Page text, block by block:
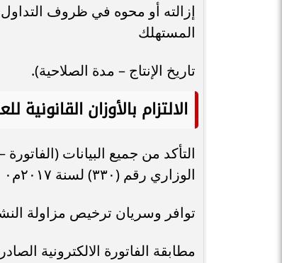
إزالته أو محوه في ظروف
المستهلك
تاريخ الإنتاج – مدة الصلاحية).
الالتزام بالأوزان القانونية
التأكد من جميع البيانات
الوزاري رقم (٣٣٠) لسنة ٢٠١٧م٠
توافر وسريان ترخيص مزاولة
مطابقة الفاتورة الالكترونية